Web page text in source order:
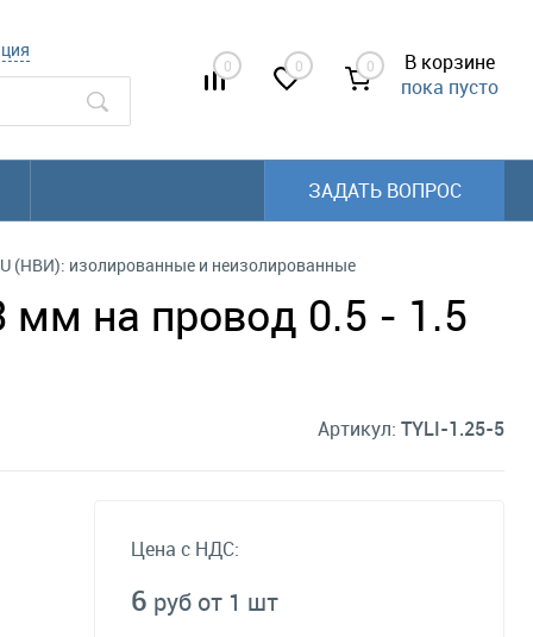
0 0 0
В корзине
пока пусто
ЗАДАТЬ ВОПРОС
(НВИ): изолированные и неизолированные
мм на провод 0.5 - 1.5
Артикул: TYLI-1.25-5
Цена с НДС:
6 руб от 1 шт